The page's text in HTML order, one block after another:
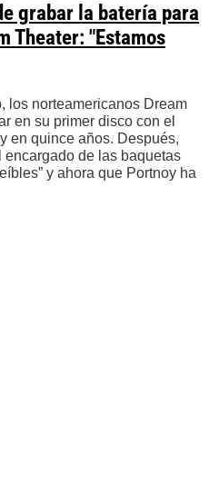
grabar la batería para
Theater: "Estamos
los norteamericanos Dream
en su primer disco con el
en quince años. Después,
de las baquetas
y ahora que Portnoy ha